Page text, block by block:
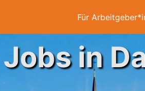
Für
in